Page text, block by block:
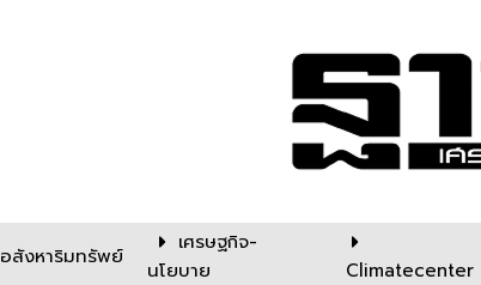
อสังหาริมทรัพย์
เศรษฐกิจ-
นโยบาย
Climatecenter